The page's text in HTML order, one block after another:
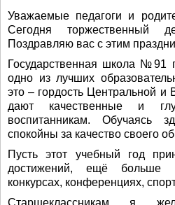
Уважаемые педагоги и
Сегодня торжественный
Поздравляю вас с этим
Государственная школа №91
одно из лучших
это – гордость Центральной и
дают качественные и
воспитанникам. Обучаясь
спокойны за качество своего
Пусть этот учебный год
достижений, ещё больше
конкурсах, конференциях,
Старшеклассникам я